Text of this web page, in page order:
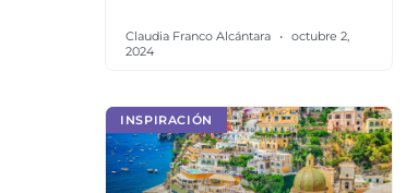
Claudia Franco Alcántara
octubre 2,
2024
INSPIRACIÓN